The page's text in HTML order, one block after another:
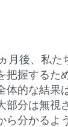
月後、私た
把握するた
体的な結果
部分は無視
ら分かるよ